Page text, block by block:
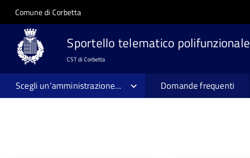
Salta al contenuto principale
Skip to site navigation
Comune di Corbetta
Sportello telematico polifunzionale
CST di Corbetta
Scegli un'amministrazione... Domande frequenti